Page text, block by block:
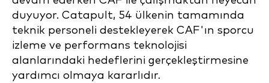
duyuyor. Catapult, 54 ülkenin tamamında
teknik personeli destekleyerek CAF'ın sporcu
izleme ve performans teknolojisi
alanlarındaki hedeflerini gerçekleştirmesine
yardımcı olmaya kararlıdır.